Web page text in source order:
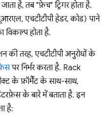
है, तब "फ़ेच" ट्रिगर होता है.
एचटीटीपी हेडर, कोड) पाने
होता है.
की तरह, एचटीटीपी अनुरोधों के
पर निर्भर करता है. Rack
के फ़ॉर्मैट के साथ-साथ,
के बारे में बताता है. इन
है: